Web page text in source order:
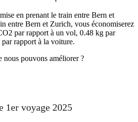
en prenant le train entre Bern et
entre Bern et Zurich, vous économiserez
par rapport à un vol, 0.48 kg par
rapport à la voiture.
nous pouvons améliorer ?
1er voyage 2025